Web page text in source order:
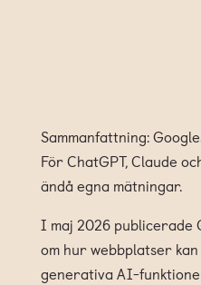
Sammanfattning:
För ChatGPT, Claude
ändå egna mätningar.
I maj 2026 publicerade
om hur webbplatser
generativa AI-